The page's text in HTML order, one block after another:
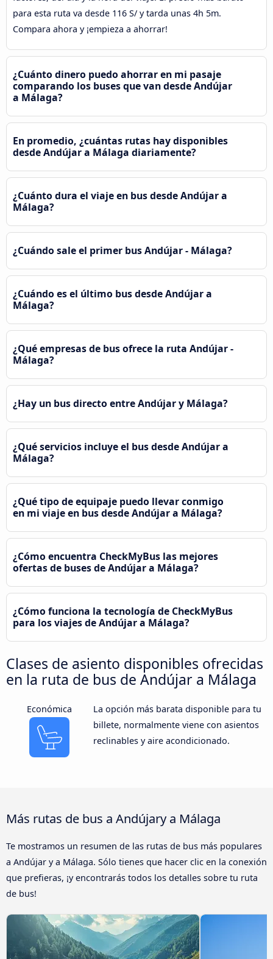
para esta ruta va desde 116 S/ y tarda unas 4h 5m.
Compara ahora y ¡empieza a ahorrar!
¿Cuánto dinero puedo ahorrar en mi pasaje
comparando los buses que van desde Andújar
a Málaga?
En promedio, ¿cuántas rutas hay disponibles
desde Andújar a Málaga diariamente?
¿Cuánto dura el viaje en bus desde Andújar a
Málaga?
¿Cuándo sale el primer bus Andújar - Málaga?
¿Cuándo es el último bus desde Andújar a
Málaga?
¿Qué empresas de bus ofrece la ruta Andújar -
Málaga?
¿Hay un bus directo entre Andújar y Málaga?
¿Qué servicios incluye el bus desde Andújar a
Málaga?
¿Qué tipo de equipaje puedo llevar conmigo
en mi viaje en bus desde Andújar a Málaga?
¿Cómo encuentra CheckMyBus las mejores
ofertas de buses de Andújar a Málaga?
¿Cómo funciona la tecnología de CheckMyBus
para los viajes de Andújar a Málaga?
Clases de asiento disponibles ofrecidas
en la ruta de bus de Andújar a Málaga
Económica
La opción más barata disponible para tu
billete, normalmente viene con asientos
reclinables y aire acondicionado.
Más rutas de bus a Andújary a Málaga
Te mostramos un resumen de las rutas de bus más populares
a Andújar y a Málaga. Sólo tienes que hacer clic en la conexión
que prefieras, ¡y encontrarás todos los detalles sobre tu ruta
de bus!